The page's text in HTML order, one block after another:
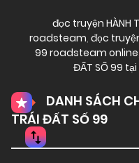
đọc truyện HÀNH
roadsteam, đọc truyện
99 roadsteam online
ĐẤT SỐ 99
DANH SÁCH
TRÁI ĐẤT SỐ 99